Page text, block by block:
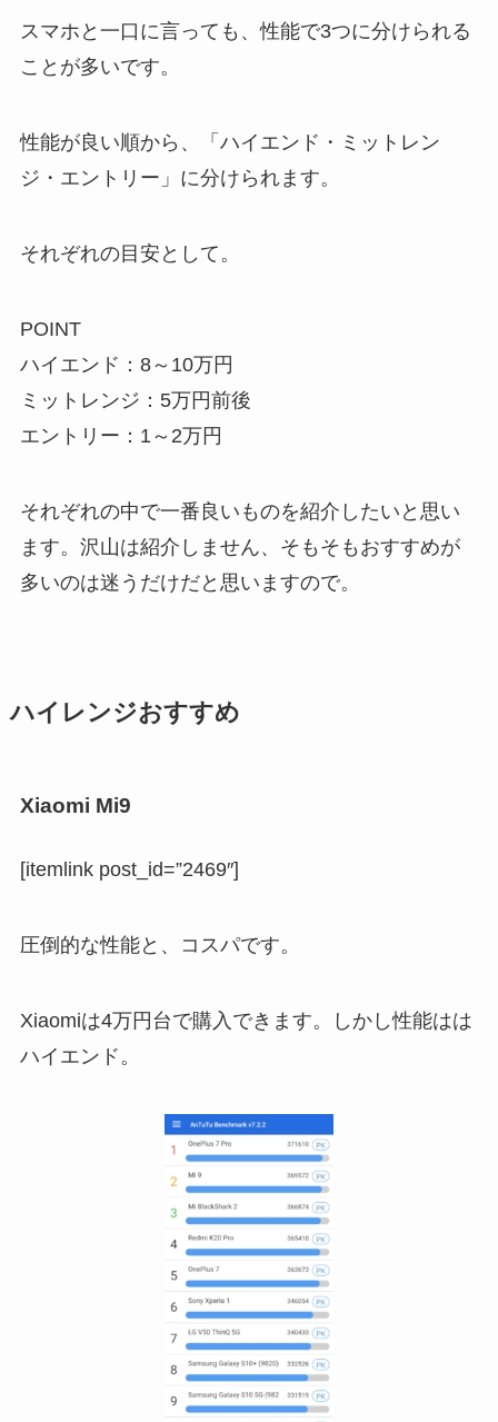
スマホと一口に言っても、性能で3つに分けられる
ことが多いです。
性能が良い順から、「ハイエンド・ミットレン
ジ・エントリー」に分けられます。
それぞれの目安として。
POINT
ハイエンド：8～10万円
ミットレンジ：5万円前後
エントリー：1～2万円
それぞれの中で一番良いものを紹介したいと思い
ます。沢山は紹介しません、そもそもおすすめが
多いのは迷うだけだと思いますので。
ハイレンジおすすめ
Xiaomi Mi9
[itemlink post_id=”2469″]
圧倒的な性能と、コスパです。
Xiaomiは4万円台で購入できます。しかし性能はは
ハイエンド。